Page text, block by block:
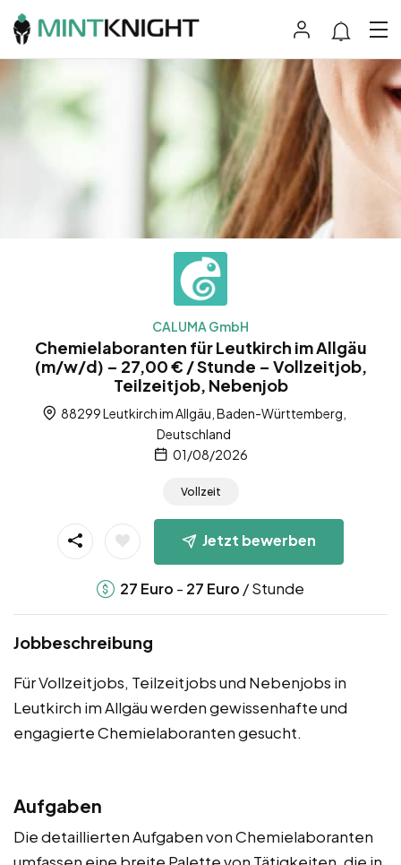
CALUMA GmbH
Chemielaboranten für Leutkirch im Allgäu
(m/w/d) – 27,00 € / Stunde – Vollzeitjob,
Teilzeitjob, Nebenjob
88299 Leutkirch im Allgäu, Baden-Württemberg,
Deutschland
01/08/2026
Vollzeit
Jetzt bewerben
27 Euro - 27 Euro / Stunde
Jobbeschreibung
Für Vollzeitjobs, Teilzeitjobs und Nebenjobs in
Leutkirch im Allgäu werden gewissenhafte und
engagierte Chemielaboranten gesucht.
Aufgaben
Die detaillierten Aufgaben von Chemielaboranten